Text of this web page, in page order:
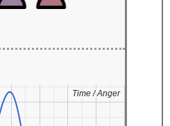
Time / Anger
Time / Anger